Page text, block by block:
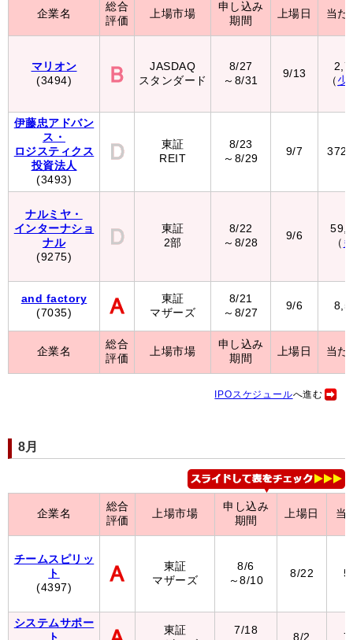
企業名
マリオン
(3494)
伊藤忠アドバン
ス・
ロジスティクス
投資法人
(3493)
ナルミヤ・
インターナショ
ナル
(9275)
and factory
(7035)
企業名
総合
評価
上場市場
申し込み
期間
上場日 当た
JASDAQ
スタンダード
8/27
～8/31
9/13
（ 少
東証
REIT
8/23
～8/29
9/7
東証
2部
8/22
～8/28
9/6
（
東証
マザーズ
8/21
～8/27
9/6
総合
評価
上場市場
申し込み
期間
上場日 当た
IPOスケジュールへ進む
8月
企業名
チームスピリッ
ト
(4397)
システムサポー
ト
総合
評価
上場市場
申し込み
期間
上場日 当
東証
マザーズ
8/6
～8/10
8/22
東証
7/18
8/2